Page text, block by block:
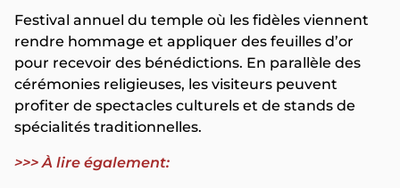
Festival annuel du temple où les fidèles viennent
rendre hommage et appliquer des feuilles d’or
pour recevoir des bénédictions. En parallèle des
cérémonies religieuses, les visiteurs peuvent
profiter de spectacles culturels et de stands de
spécialités traditionnelles.
>>> À lire également: